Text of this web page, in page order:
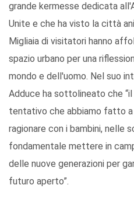
grande kermesse dedicata
Unite e che ha visto la città
Migliaia di visitatori hanno
spazio urbano per una
mondo e dell'uomo. Nel suo
Adduce ha sottolineato che “il
tentativo che abbiamo fatto
ragionare con i bambini, nelle
fondamentale mettere in
delle nuove generazioni per
futuro aperto”.